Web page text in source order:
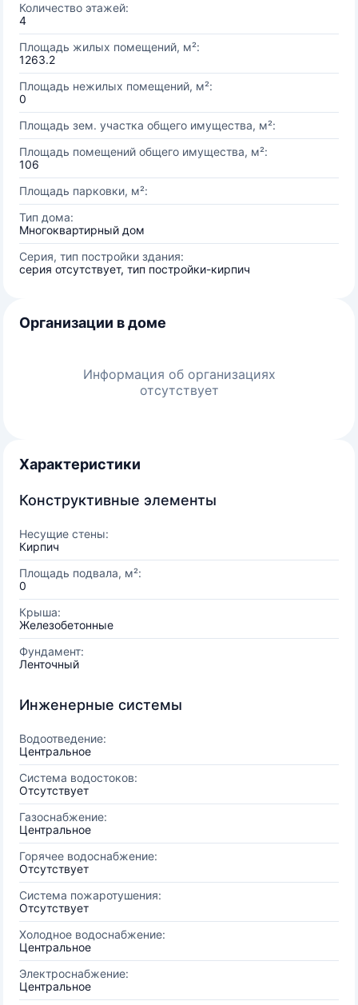
Количество этажей:
4
Площадь жилых помещений, м²:
1263.2
Площадь нежилых помещений, м²:
0
Площадь зем. участка общего имущества, м²:
Площадь помещений общего имущества, м²:
106
Площадь парковки, м²:
Тип дома:
Многоквартирный дом
Серия, тип постройки здания:
серия отсутствует, тип постройки-кирпич
Организации в доме
Информация об организациях
отсутствует
Характеристики
Конструктивные элементы
Несущие стены:
Кирпич
Площадь подвала, м²:
0
Крыша:
Железобетонные
Фундамент:
Ленточный
Инженерные системы
Водоотведение:
Центральное
Система водостоков:
Отсутствует
Газоснабжение:
Центральное
Горячее водоснабжение:
Отсутствует
Система пожаротушения:
Отсутствует
Холодное водоснабжение:
Центральное
Электроснабжение:
Центральное